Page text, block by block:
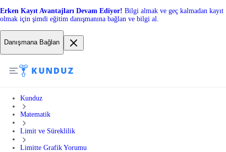
Erken Kayıt Avantajları Devam Ediyor! Bilgi almak ve geç kalmadan kayıt
olmak için şimdi eğitim danışmanına bağlan ve bilgi al.
Danışmana Bağlan
Kunduz
Matematik
Limit ve Süreklilik
Limitte Grafik Yorumu